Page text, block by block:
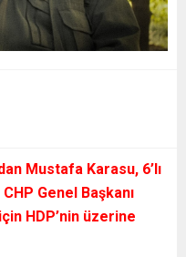
Mustafa Karasu, 6’lı
Genel Başkanı
HDP’nin üzerine